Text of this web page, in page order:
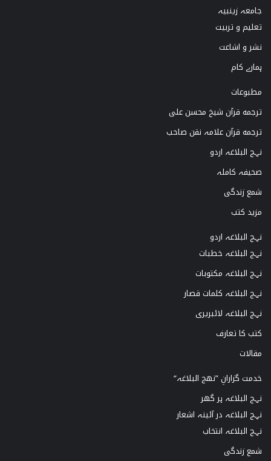
جامعہ زینبیہ
تعلیم و تربیت
نشر و اشاعت
ہمارے کام
مطبوعات
ترجمه قرآن شیخ محسن علی
ترجمه قرآن علامہ نقن صاحب
نہج البلاغہ اردو
صحیفہ کاملہ
شمع زندگی
مزید کتب
نہج البلاغہ اردو
نہج البلاغہ خطبات
نہج البلاغہ مکتوبات
نہج البلاغہ کلمات قصار
نہج البلاغہ لائبریری
کتب کا تعارف
مقالات
خدمت گزارانِ ”نھج البلاغہ“
نہج البلاغہ ہر گھر
نہج البلاغہ در آئینہ اشعار
نہج البلاغہ انتخاب
شمع زندگی